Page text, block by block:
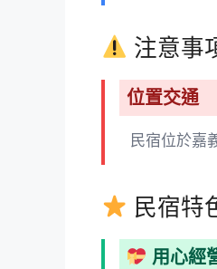
注意事
位置交通
民宿位於嘉
民宿特
用心經